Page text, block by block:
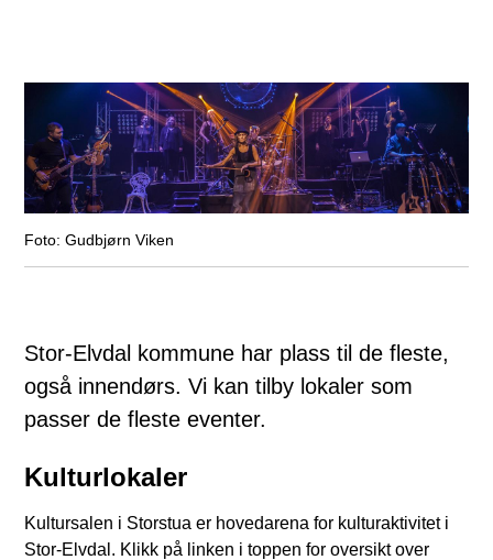
Gudbjørn Viken
Stor-Elvdal kommune har plass til de fleste,
også innendørs. Vi kan tilby lokaler som
passer de fleste eventer.
Kulturlokaler
Kultursalen i Storstua er hovedarena for kulturaktivitet i
Stor-Elvdal. Klikk på linken i toppen for oversikt over